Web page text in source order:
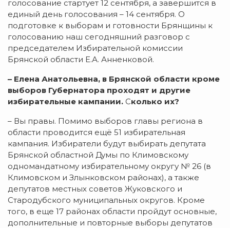
голосование стартует 12 сентября, а завершится в
единый день голосования – 14 сентября. О
подготовке к выборам и готовности Брянщины к
голосованию наш сегодняшний разговор с
председателем Избирательной комиссии
Брянской области Е.А. Анненковой.
– Елена Анатольевна, в Брянской области кроме
выборов Губернатора проходят и другие
избирательные кампании. Сколько их?
– Вы правы. Помимо выборов главы региона в
области проводится ещё 51 избирательная
кампания. Избиратели будут выбирать депутата
Брянской областной Думы по Климовскому
одномандатному избирательному округу № 26 (в
Климовском и Злынковском районах), а также
депутатов местных советов Жуковского и
Стародубского муниципальных округов. Кроме
того, в еще 17 районах области пройдут основные,
дополнительные и повторные выборы депутатов